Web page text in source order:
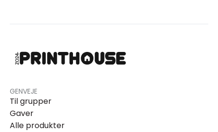
GENVEJE
Til grupper
Gaver
Alle produkter